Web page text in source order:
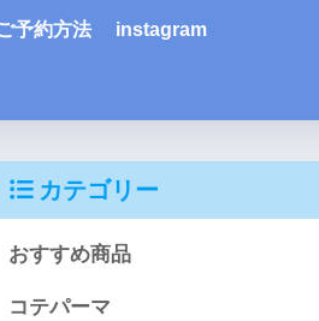
予約方法 instagram
カテゴリー
おすすめ商品
コテパーマ